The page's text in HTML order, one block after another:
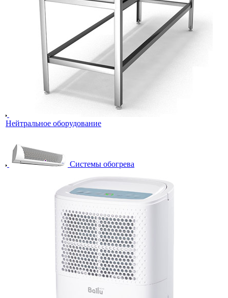
Нейтральное оборудование
Системы обогрева